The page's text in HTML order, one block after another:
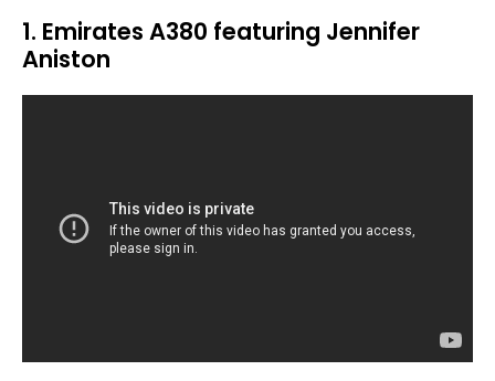
1. Emirates A380 featuring Jennifer
Aniston